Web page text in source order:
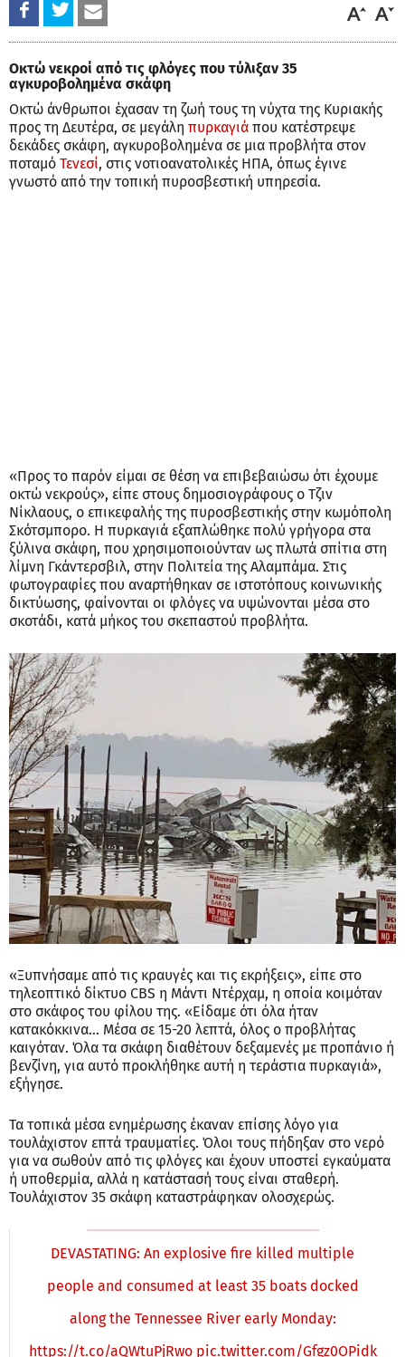
Οκτώ νεκροί από τις φλόγες που τύλιξαν 35
αγκυροβολημένα σκάφη
Οκτώ άνθρωποι έχασαν τη ζωή τους τη νύχτα της Κυριακής
προς τη Δευτέρα, σε μεγάλη πυρκαγιά που κατέστρεψε
δεκάδες σκάφη, αγκυροβολημένα σε μια προβλήτα στον
ποταμό Τενεσί, στις νοτιοανατολικές ΗΠΑ, όπως έγινε
γνωστό από την τοπική πυροσβεστική υπηρεσία.
«Προς το παρόν είμαι σε θέση να επιβεβαιώσω ότι έχουμε
οκτώ νεκρούς», είπε στους δημοσιογράφους ο Τζιν
Νίκλαους, ο επικεφαλής της πυροσβεστικής στην κωμόπολη
Σκότσμπορο. Η πυρκαγιά εξαπλώθηκε πολύ γρήγορα στα
ξύλινα σκάφη, που χρησιμοποιούνταν ως πλωτά σπίτια στη
λίμνη Γκάντερσβιλ, στην Πολιτεία της Αλαμπάμα. Στις
φωτογραφίες που αναρτήθηκαν σε ιστοτόπους κοινωνικής
δικτύωσης, φαίνονται οι φλόγες να υψώνονται μέσα στο
σκοτάδι, κατά μήκος του σκεπαστού προβλήτα.
«Ξυπνήσαμε από τις κραυγές και τις εκρήξεις», είπε στο
τηλεοπτικό δίκτυο CBS η Μάντι Ντέρχαμ, η οποία κοιμόταν
στο σκάφος του φίλου της. «Είδαμε ότι όλα ήταν
κατακόκκινα… Μέσα σε 15-20 λεπτά, όλος ο προβλήτας
καιγόταν. Όλα τα σκάφη διαθέτουν δεξαμενές με προπάνιο ή
βενζίνη, για αυτό προκλήθηκε αυτή η τεράστια πυρκαγιά»,
εξήγησε.
Τα τοπικά μέσα ενημέρωσης έκαναν επίσης λόγο για
τουλάχιστον επτά τραυματίες. Όλοι τους πήδηξαν στο νερό
για να σωθούν από τις φλόγες και έχουν υποστεί εγκαύματα
ή υποθερμία, αλλά η κατάστασή τους είναι σταθερή.
Τουλάχιστον 35 σκάφη καταστράφηκαν ολοσχερώς.
DEVASTATING: An explosive fire killed multiple
people and consumed at least 35 boats docked
along the Tennessee River early Monday:
https://t.co/aQWtuPjRwo pic.twitter.com/Gfgz0OPidk